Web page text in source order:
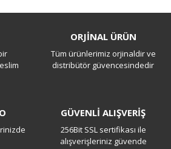
Yorum Yaz
ORJİNAL ÜRÜN
Tüm ürünlerimiz orjinaldir ve
distribütör güvencesindedir
GÜVENLİ ALIŞVERİŞ
256Bit SSL sertifikası ile
alışverişleriniz güvende